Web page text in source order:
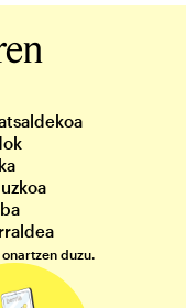
onartzen duzu.